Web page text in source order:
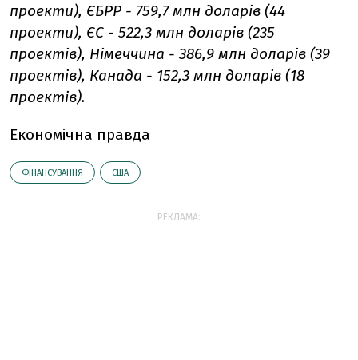
проекти), ЄБРР - 759,7 млн ​​доларів (44
проекти), ЄС - 522,3 млн доларів (235
проектів), Німеччина - 386,9 млн доларів (39
проектів), Канада - 152,3 млн доларів (18
проектів).
Економічна правда
ФІНАНСУВАННЯ США
РЕКЛАМА: